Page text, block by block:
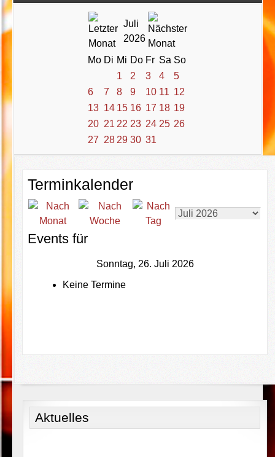
Juli
2026
Mo Di Mi Do Fr Sa So
1
2 3 4
5
6
7 8 9 10 11 12
13 14 15 16 17 18 19
20 21 22 23 24 25 26
27 28 29 30 31
Terminkalender
Events für
Sonntag, 26. Juli 2026
Keine Termine
Aktuelles